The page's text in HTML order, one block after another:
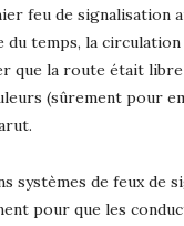
feu de signalisation
temps, la
que la route était libre
(sûrement pour
systèmes de feux de
pour que les